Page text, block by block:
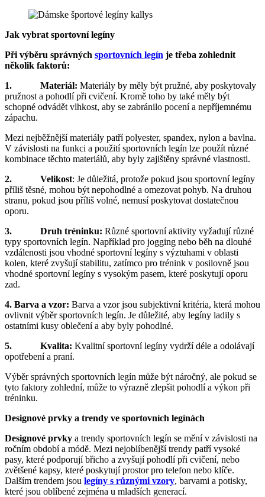
Jak vybrat sportovní legíny
Při výběru správných sportovních legín je třeba zohlednit
několik faktorů:
1. Materiál: Materiály by měly být pružné, aby poskytovaly
pružnost a pohodlí při cvičení. Kromě toho by také měly být
schopné odvádět vlhkost, aby se zabránilo pocení a nepříjemnému
zápachu.
Mezi nejběžnější materiály patří polyester, spandex, nylon a bavlna.
V závislosti na funkci a použití sportovních legín lze použít různé
kombinace těchto materiálů, aby byly zajištěny správné vlastnosti.
2. Velikost: Je důležitá, protože pokud jsou sportovní legíny
příliš těsné, mohou být nepohodlné a omezovat pohyb. Na druhou
stranu, pokud jsou příliš volné, nemusí poskytovat dostatečnou
oporu.
3. Druh tréninku: Různé sportovní aktivity vyžadují různé
typy sportovních legín. Například pro jogging nebo běh na dlouhé
vzdálenosti jsou vhodné sportovní legíny s výztuhami v oblasti
kolen, které zvyšují stabilitu, zatímco pro trénink v posilovně jsou
vhodné sportovní legíny s vysokým pasem, které poskytují oporu
zad.
4. Barva a vzor: Barva a vzor jsou subjektivní kritéria, která mohou
ovlivnit výběr sportovních legín. Je důležité, aby legíny ladily s
ostatními kusy oblečení a aby byly pohodlné.
5. Kvalita: Kvalitní sportovní legíny vydrží déle a odolávají
opotřebení a praní.
Výběr správných sportovních legín může být náročný, ale pokud se
tyto faktory zohlední, může to výrazně zlepšit pohodlí a výkon při
tréninku.
Designové prvky a trendy ve sportovních legínách
Designové prvky a trendy sportovních legín se mění v závislosti na
ročním období a módě. Mezi nejoblíbenější trendy patří vysoké
pasy, které podporují břicho a zvyšují pohodlí při cvičení, nebo
zvětšené kapsy, které poskytují prostor pro telefon nebo klíče.
Dalším trendem jsou legíny s různými vzory, barvami a potisky,
které jsou oblíbené zejména u mladších generací.